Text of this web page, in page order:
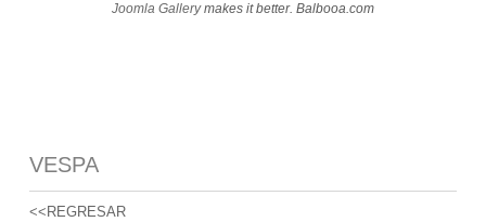
Joomla Gallerymakes it better. Balbooa.com
VESPA
<<REGRESAR